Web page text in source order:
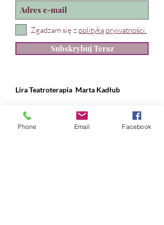
Zgadzam się z polityką prywatności.
Subskrybuj Teraz
Lira Teatroterapia Marta Kadłub
ul. Władysława IV 28, Gdynia
Phone Email Facebook